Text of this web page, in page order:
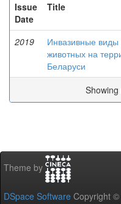
Issue
Date
Title
2019
Инвазивные виды
животных на
Беларуси
Theme by
DSpace Software Copyright